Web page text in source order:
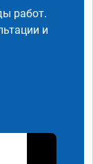
работ.
и